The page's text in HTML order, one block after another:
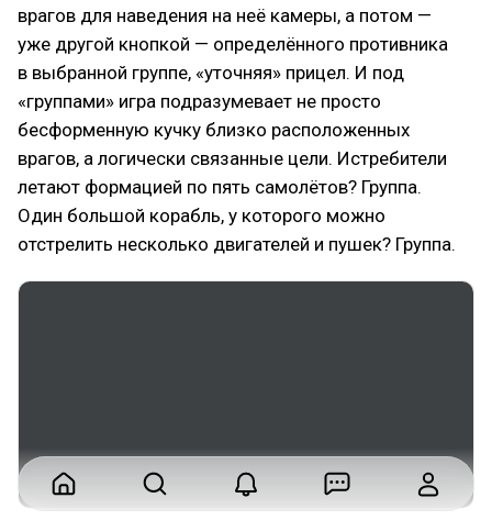
врагов для наведения на неё камеры, а потом —
уже другой кнопкой — определённого противника
в выбранной группе, «уточняя» прицел. И под
«группами» игра подразумевает не просто
бесформенную кучку близко расположенных
врагов, а логически связанные цели. Истребители
летают формацией по пять самолётов? Группа.
Один большой корабль, у которого можно
отстрелить несколько двигателей и пушек? Группа.